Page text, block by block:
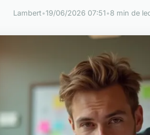
Lambert•19/06/2026 07:51•8 min de